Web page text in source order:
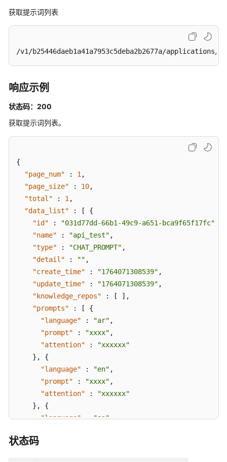
获取提示词列表
/v1/b25446daeb1a41a7953c5deba2b2677a/applications/
响应示例
状态码：200
获取提示词列表。
{
"page_num"
: 1 ,
"page_size"
: 10,
"total"
: 1 ,
"data_list"
: [
{
"id"
: "031d77dd-66b1-49c9-a651-bca9f65f17fc"
"name"
: "api_test" ,
"type"
: "CHAT_PROMPT" ,
"detail"
: "" ,
"create_time"
: "1764071308539" ,
"update_time"
: "1764071308539" ,
"knowledge_repos"
: [ ] ,
"prompts"
: [
{
"language"
: "ar" ,
"prompt"
: "xxxx" ,
"attention"
:
"xxxxxx"
} ,
{
"language"
: "en" ,
"prompt"
: "xxxx" ,
"attention"
:
"xxxxxx"
} ,
{
"language" : "es",
状态码